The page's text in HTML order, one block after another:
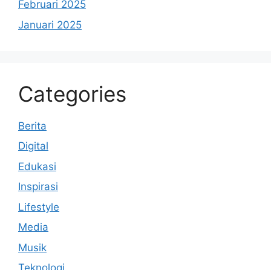
Februari 2025
Januari 2025
Categories
Berita
Digital
Edukasi
Inspirasi
Lifestyle
Media
Musik